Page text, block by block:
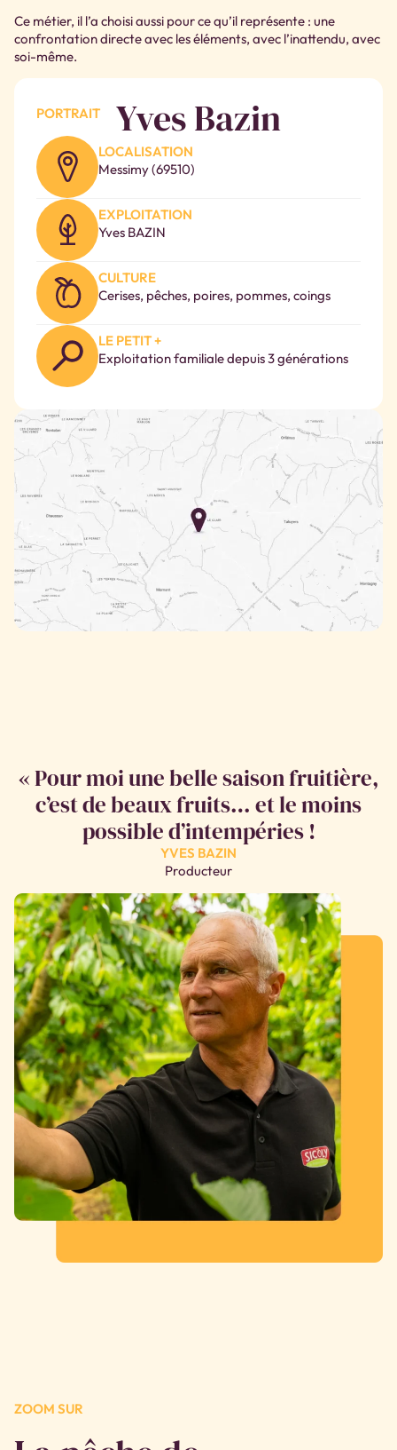
Ce métier, il l’a choisi aussi pour ce qu’il représente : une
confrontation directe avec les éléments, avec l’inattendu, avec
soi-même.
PORTRAIT Yves Bazin
LOCALISATION
Messimy (69510)
EXPLOITATION
Yves BAZIN
CULTURE
Cerises, pêches, poires, pommes, coings
LE PETIT +
Exploitation familiale depuis 3 générations
« Pour moi une belle saison fruitière,
c’est de beaux fruits… et le moins
possible d’intempéries !
YVES BAZIN
Producteur
ZOOM SUR